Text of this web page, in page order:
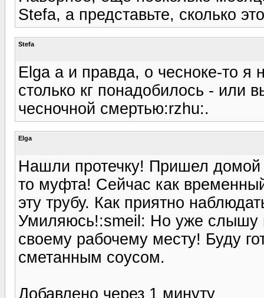
Stefa, а представьте, сколько
Stefa
Elga а и правда, о чесноке-то
столько кг понадобилось - или
чесночной смертью:rzhu:.
Elga
Нашли протечку! Пришел домой
то муфта! Сейчас как
эту трубу. Как приятно
Умиляюсь!:smeil: Но уже слышу
своему рабочему месту! Буду
сметанным соусом.
Добавлено через 1 минуту